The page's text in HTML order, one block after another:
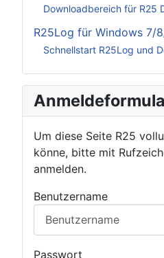
Downloadbereich für R25
R25Log für Windows 7/
Schnellstart R25Log und
Um diese Seite R25
könne, bitte mit
anmelden.
Benutzername
Passwort